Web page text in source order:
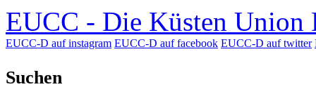
EUCC - Die Küsten Union
EUCC-D auf instagram EUCC-D auf facebook EUCC-D auf twitter
Suchen